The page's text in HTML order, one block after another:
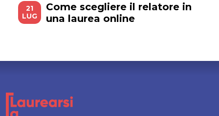
21
LUG
Come scegliere il relatore in
una laurea online